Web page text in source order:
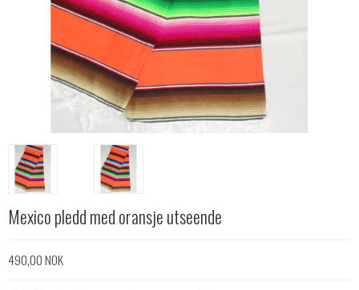
Mexico pledd med oransje utseende
490,00 NOK